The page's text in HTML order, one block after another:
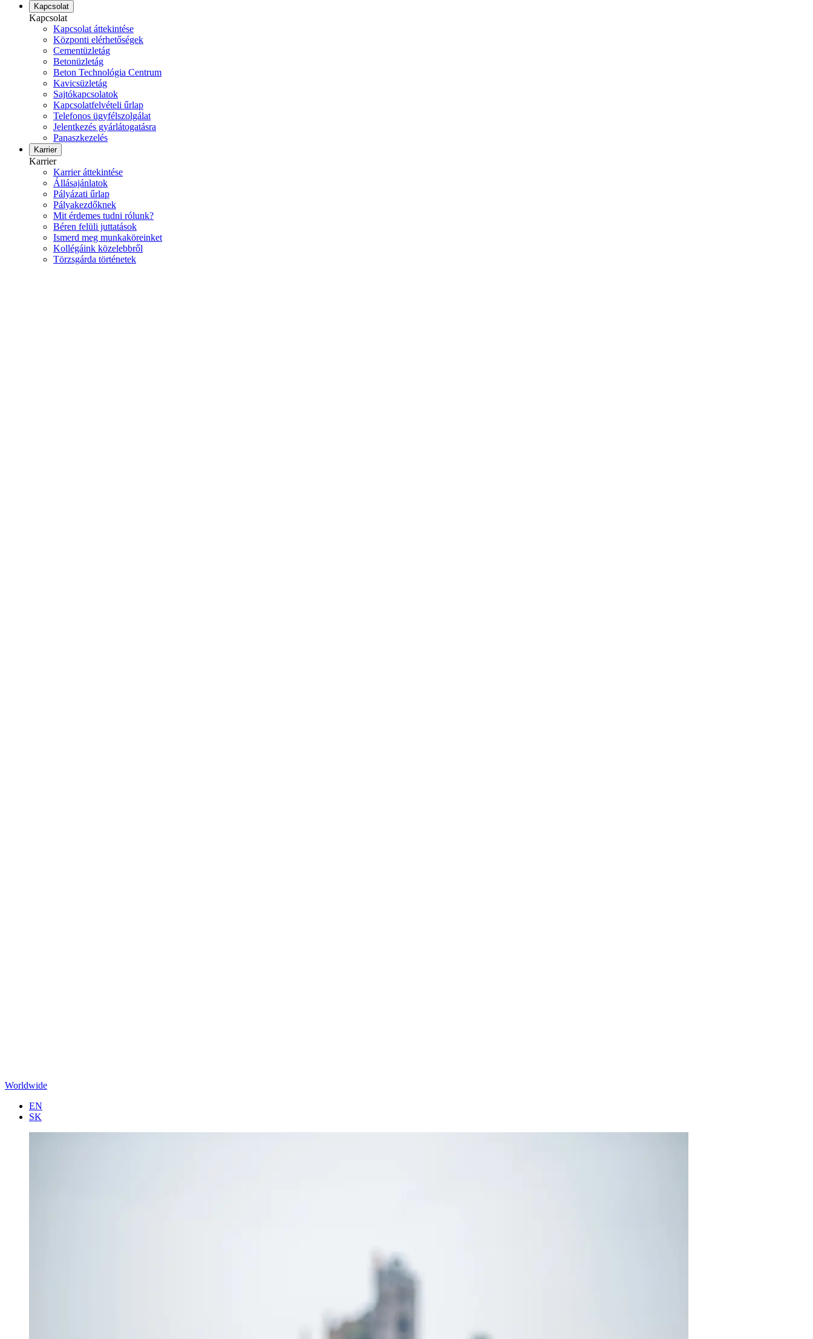
Kapcsolat
Kapcsolat
Kapcsolat áttekintése
Központi elérhetőségek
Cementüzletág
Betonüzletág
Beton Technológia Centrum
Kavicsüzletág
Sajtókapcsolatok
Kapcsolatfelvételi űrlap
Telefonos ügyfélszolgálat
Jelentkezés gyárlátogatásra
Panaszkezelés
Karrier
Karrier
Karrier áttekintése
Állásajánlatok
Pályázati űrlap
Pályakezdőknek
Mit érdemes tudni rólunk?
Béren felüli juttatások
Ismerd meg munkaköreinket
Kollégáink közelebbről
Törzsgárda történetek
Worldwide
EN
SK